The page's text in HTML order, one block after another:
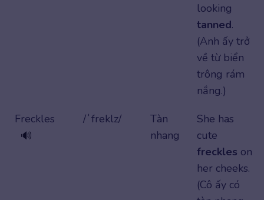
looking
tanned.
(Anh ấy trở
về từ biển
trông rám
nắng.)
Freckles
🔊
/ˈfreklz/
Tàn
nhang
She has
cute
freckles on
her cheeks.
(Cô ấy có